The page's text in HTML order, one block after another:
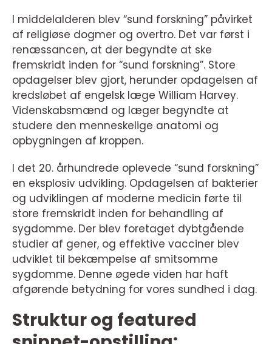
I middelalderen blev “sund forskning” påvirket
af religiøse dogmer og overtro. Det var først i
renæssancen, at der begyndte at ske
fremskridt inden for “sund forskning”. Store
opdagelser blev gjort, herunder opdagelsen af
kredsløbet af engelsk læge William Harvey.
Videnskabsmænd og læger begyndte at
studere den menneskelige anatomi og
opbygningen af kroppen.
I det 20. århundrede oplevede “sund forskning”
en eksplosiv udvikling. Opdagelsen af bakterier
og udviklingen af moderne medicin førte til
store fremskridt inden for behandling af
sygdomme. Der blev foretaget dybtgående
studier af gener, og effektive vacciner blev
udviklet til bekæmpelse af smitsomme
sygdomme. Denne øgede viden har haft
afgørende betydning for vores sundhed i dag.
Struktur og featured